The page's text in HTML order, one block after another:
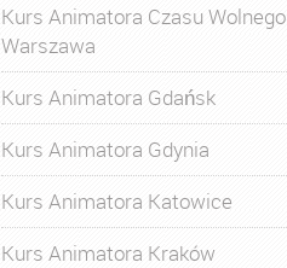
Kurs Animatora Czasu Wolnego
Warszawa
Kurs Animatora Gdańsk
Kurs Animatora Gdynia
Kurs Animatora Katowice
Kurs Animatora Kraków